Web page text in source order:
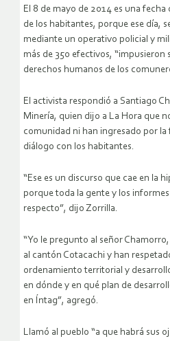
El 8 de mayo de 2014 es una
de los habitantes, porque ese día,
mediante un operativo policial y
más de 350 efectivos, “impusieron
derechos humanos de los
El activista respondió a Santiago
Minería, quien dijo a La Hora que
comunidad ni han ingresado por la
diálogo con los habitantes.
“Ese es un discurso que cae en la
porque toda la gente y los informes
respecto”, dijo Zorrilla.
“Yo le pregunto al señor
al cantón Cotacachi y han
ordenamiento territorial y
en dónde y en qué plan de
en Íntag”, agregó.
Llamó al pueblo “a que habrá sus